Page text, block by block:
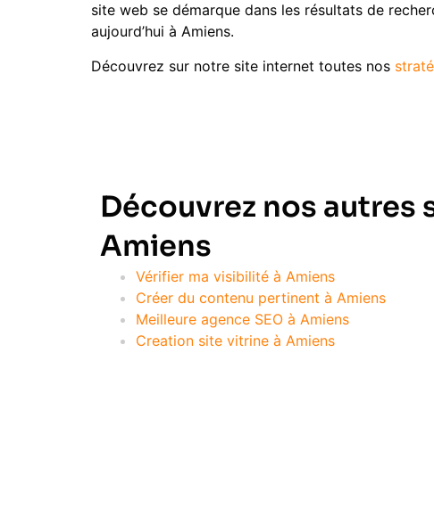
site web se démarque dans les résultats de
aujourd’hui à Amiens.
Découvrez sur notre site internet toutes nos
Découvrez nos autres
Amiens
Vérifier ma visibilité à Amiens
Créer du contenu pertinent à Amiens
Meilleure agence SEO à Amiens
Creation site vitrine à Amiens